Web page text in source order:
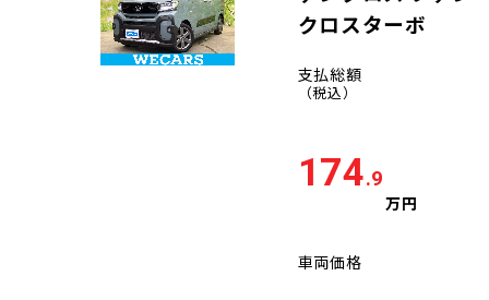
クロスターボ
支払総額
（税込）
174.9
万円
車両価格